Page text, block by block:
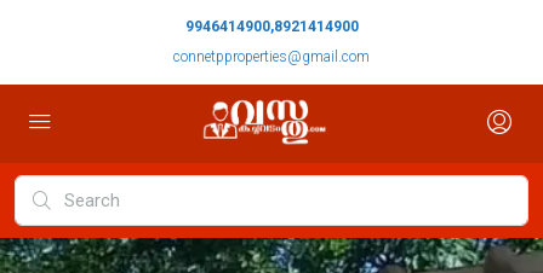
9946414900,8921414900
connetpproperties@gmail.com